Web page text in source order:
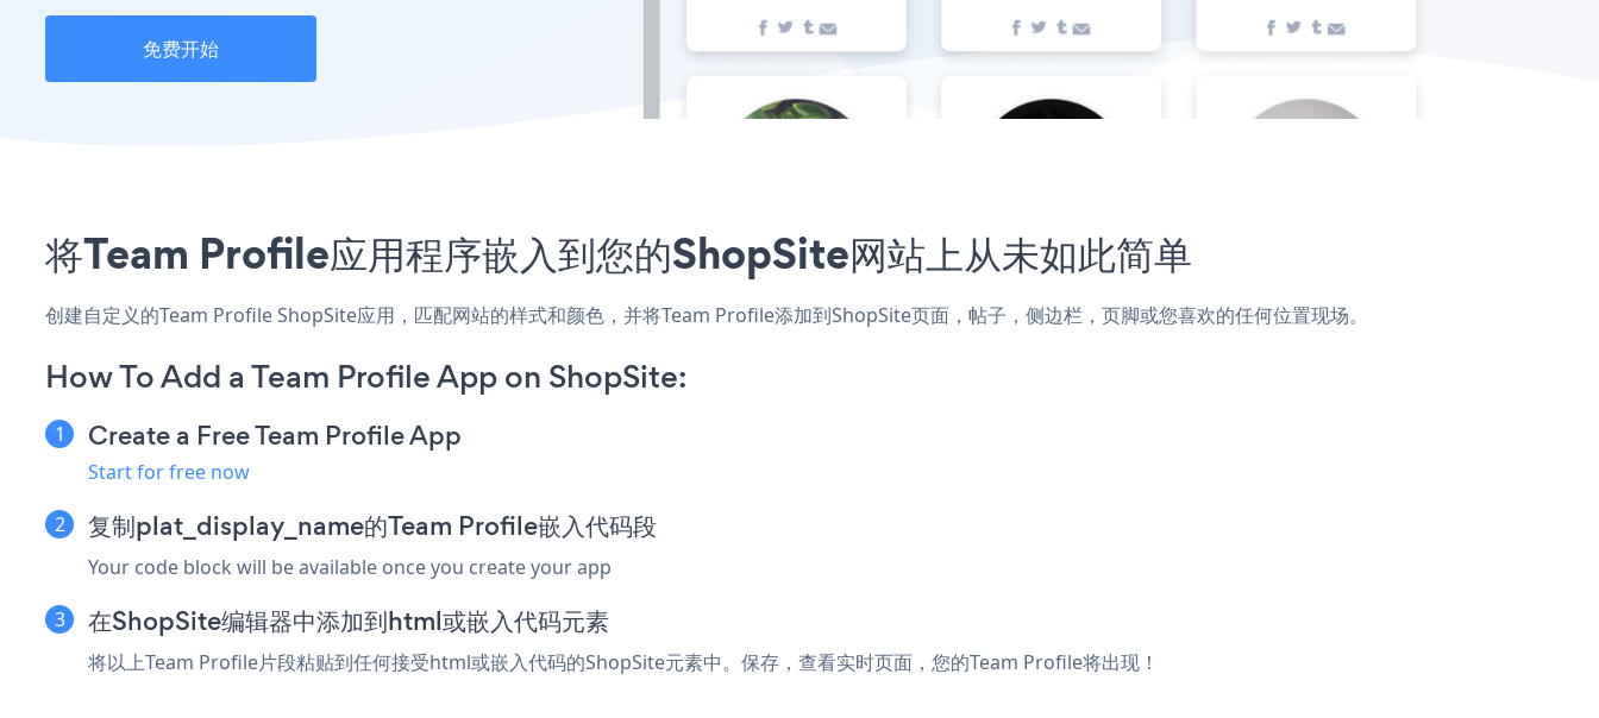
免费开始
将Team Profile应用程序嵌入到您的ShopSite网站上从未如此简单
创建自定义的Team Profile ShopSite应用，匹配网站的样式和颜色，并将Team Profile添加到ShopSite页面，帖子，侧边栏，页脚或您喜欢的任何位置现场。
How To Add a Team Profile App on ShopSite:
Create a Free Team Profile App
Start for free now
复制plat_display_name的Team Profile嵌入代码段
Your code block will be available once you create your app
在ShopSite编辑器中添加到html或嵌入代码元素
将以上Team Profile片段粘贴到任何接受html或嵌入代码的ShopSite元素中。保存，查看实时页面，您的Team Profile将出现！